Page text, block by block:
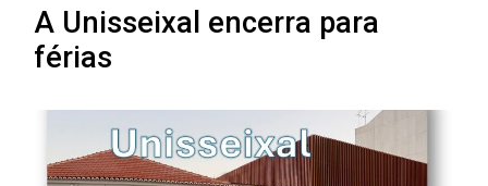
A Unisseixal encerra para
férias